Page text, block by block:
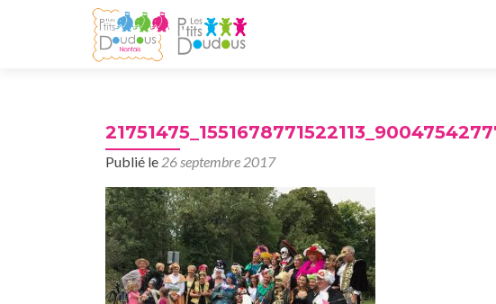
Publié le 26 septembre 2017